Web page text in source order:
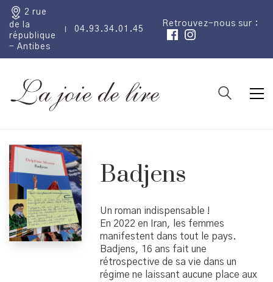
2 rue
de la
république
- Antibes
04.93.34.01.45
Retrouvez-nous sur :
Badjens
Un roman indispensable !
En 2022 en Iran, les femmes
manifestent dans tout le pays.
Badjens, 16 ans fait une
rétrospective de sa vie dans un
régime ne laissant aucune place aux